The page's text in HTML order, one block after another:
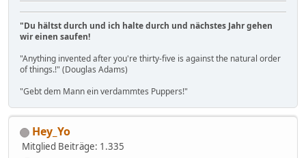
"Du hältst durch und ich halte durch und nächstes Jahr gehen
wir einen saufen!
"Anything invented after you're thirty-five is against the natural order
of things.!" (Douglas Adams)
"Gebt dem Mann ein verdammtes Puppers!"
Hey_Yo
Mitglied Beiträge: 1.335